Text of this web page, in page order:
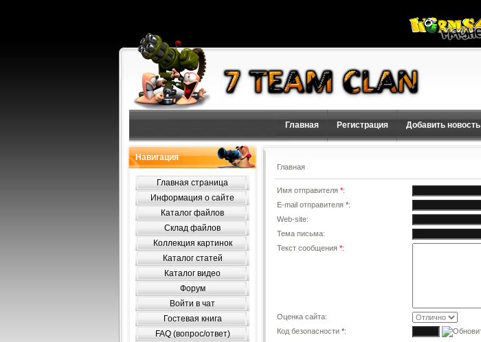
Главная Регистрация Добавить новость
Навигация
Главная страница
Информация о сайте
Каталог файлов
Склад файлов
Коллекция картинок
Каталог статей
Каталог видео
Форум
Войти в чат
Гостевая книга
FAQ (вопрос/ответ)
Главная
Имя отправителя *:
E-mail отправителя *:
Web-site:
Тема письма:
Текст сообщения *:
Оценка сайта:
Код безопасности *: